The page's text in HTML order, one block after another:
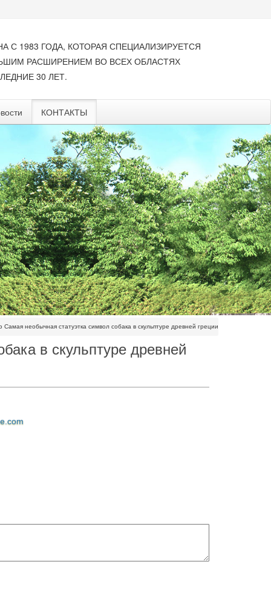
С 1983 ГОДА, КОТОРАЯ СПЕЦИАЛИЗИРУЕТСЯ
РАСШИРЕНИЕМ ВО ВСЕХ ОБЛАСТЯХ
30 ЛЕТ.
КОНТАКТЫ
Самая необычная статуэтка символ собака в скульптуре древней греции
в скульптуре древней
Высокое качество статуэток древнегреческих
древней Греции, и различных мифических
В античном мире ониПодарки и хобби. Статуэтки
характеристики товара.Статуэтка